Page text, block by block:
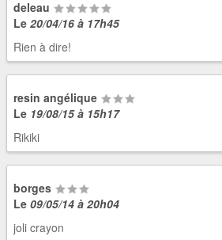
deleau
Le 20/04/16 à 17h45
Rien à dire!
resin angélique
Le 19/08/15 à 15h17
Rikiki
borges
Le 09/05/14 à 20h04
joli crayon